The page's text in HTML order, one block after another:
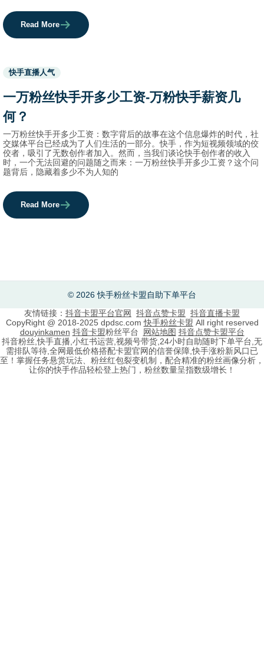
Read More
Used
before
names.
快手直播人气
一万粉丝快手开多少工资-万粉快手薪资几
何？
一万粉丝快手开多少工资：数字背后的故事在这个信息爆炸的时代，社
交媒体平台已经成为了人们生活的一部分。快手，作为短视频领域的佼
佼者，吸引了无数创作者加入。然而，当我们谈论快手创作者的收入
时，一个无法回避的问题随之而来：一万粉丝快手开多少工资？这个问
题背后，隐藏着多少不为人知的
Read More
© 2026 快手粉丝卡盟自助下单平台
友情链接： 抖音卡盟平台官网 抖音点赞卡盟 抖音直播卡盟
CopyRight @ 2018-2025 dpdsc.com快手粉丝卡盟 All right reserved
douyinkamen 抖音卡盟粉丝平台 网站地图 抖音点赞卡盟平台
抖音粉丝,快手直播,小红书运营,视频号带货,24小时自助随时下单平台,无
需排队等待,全网最低价格搭配卡盟官网的信誉保障,快手涨粉新风口已
至！掌握任务悬赏玩法、粉丝红包裂变机制，配合精准的粉丝画像分析，
让你的快手作品轻松登上热门，粉丝数量呈指数级增长！